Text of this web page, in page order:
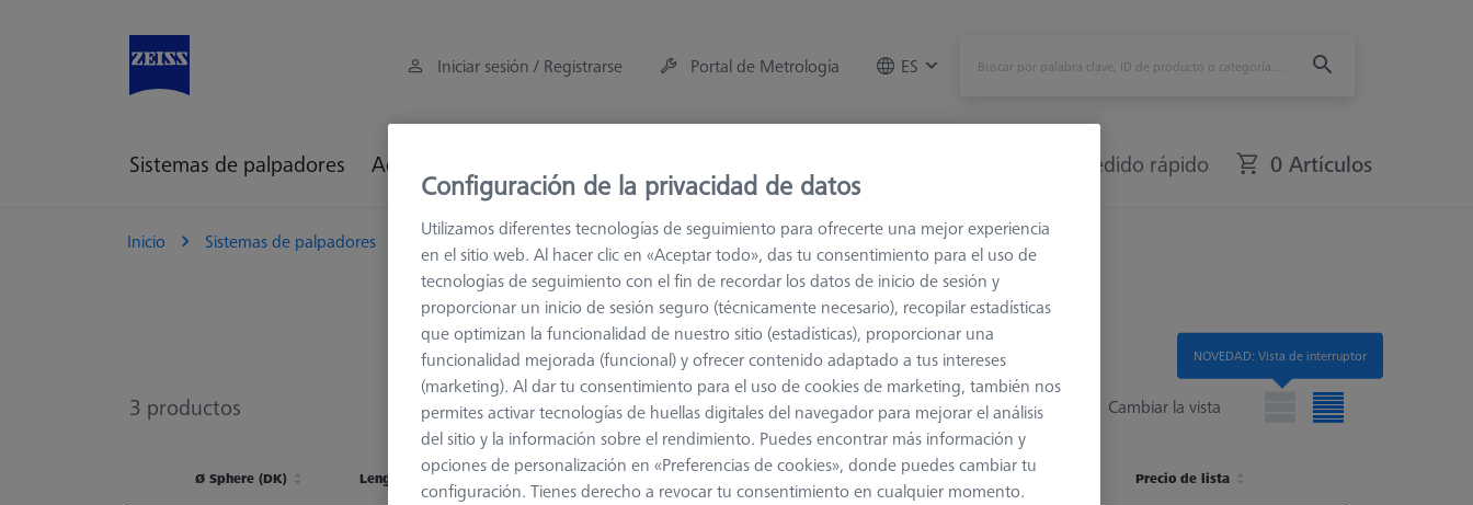
Iniciar sesión / Registrarse Portal de Metrología ES
Sistemas de palpadores Accesorios de la máquina Pedido rápido 0 Artículos
Inicio Sistemas de palpadores Palpadores M3 XXT Palpadores de eje cónico
3 productos Cambiar la vista
Clasificar resultados
Disponibilidad
Ø Sphere (DK) Length (L) Shaft Material Ø Body (DG)
Precio de lista
NOVEDAD: Vista de interruptor
Configuración de la privacidad de datos
Utilizamos diferentes tecnologías de seguimiento para ofrecerte una mejor experiencia
en el sitio web. Al hacer clic en «Aceptar todo», das tu consentimiento para el uso de
tecnologías de seguimiento con el fin de recordar los datos de inicio de sesión y
proporcionar un inicio de sesión seguro (técnicamente necesario), recopilar estadísticas
que optimizan la funcionalidad de nuestro sitio (estadísticas), proporcionar una
funcionalidad mejorada (funcional) y ofrecer contenido adaptado a tus intereses
(marketing). Al dar tu consentimiento para el uso de cookies de marketing, también nos
permites activar tecnologías de huellas digitales del navegador para mejorar el análisis
del sitio y la información sobre el rendimiento. Puedes encontrar más información y
opciones de personalización en «Preferencias de cookies», donde puedes cambiar tu
configuración. Tienes derecho a revocar tu consentimiento en cualquier momento.